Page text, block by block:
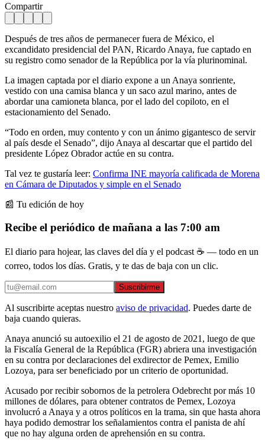
Compartir
Después de tres años de permanecer fuera de México, el
excandidato presidencial del PAN, Ricardo Anaya, fue captado en
su registro como senador de la República por la vía plurinominal.
La imagen captada por el diario expone a un Anaya sonriente,
vestido con una camisa blanca y un saco azul marino, antes de
abordar una camioneta blanca, por el lado del copiloto, en el
estacionamiento del Senado.
“Todo en orden, muy contento y con un ánimo gigantesco de servir
al país desde el Senado”, dijo Anaya al descartar que el partido del
presidente López Obrador actúe en su contra.
Tal vez te gustaría leer: Confirma INE mayoría calificada de Morena
en Cámara de Diputados y simple en el Senado
📰 Tu edición de hoy
Recibe el periódico de mañana a las 7:00 am
El diario para hojear, las claves del día y el podcast ☕ — todo en un
correo, todos los días. Gratis, y te das de baja con un clic.
Suscribirme
Al suscribirte aceptas nuestro aviso de privacidad. Puedes darte de
baja cuando quieras.
Anaya anunció su autoexilio el 21 de agosto de 2021, luego de que
la Fiscalía General de la República (FGR) abriera una investigación
en su contra por declaraciones del exdirector de Pemex, Emilio
Lozoya, para ser beneficiado por un criterio de oportunidad.
Acusado por recibir sobornos de la petrolera Odebrecht por más 10
millones de dólares, para obtener contratos de Pemex, Lozoya
involucró a Anaya y a otros políticos en la trama, sin que hasta ahora
haya podido demostrar los señalamientos contra el panista de ahí
que no hay alguna orden de aprehensión en su contra.